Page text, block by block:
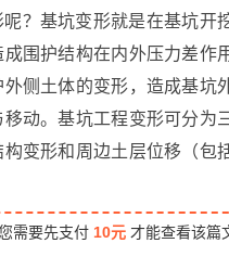
？基坑变形就是在基坑开
围护结构在内外压力差作
侧土体的变形，造成基坑
移动。基坑工程变形可分为
变形和周边土层位移（包
需要先支付 10元 才能查看该篇